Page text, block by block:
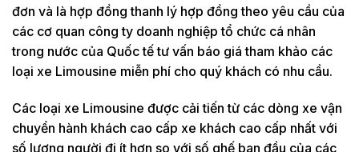
đơn và là hợp đồng thanh lý hợp đồng theo yêu cầu của
các cơ quan công ty doanh nghiệp tổ chức cá nhân
trong nước của Quốc tế tư vấn báo giá tham khảo các
loại xe Limousine miễn phí cho quý khách có nhu cầu.
Các loại xe Limousine được cải tiến từ các dòng xe vận
chuyển hành khách cao cấp xe khách cao cấp nhất với
số lượng người đi ít hơn so với số ghế ban đầu của các